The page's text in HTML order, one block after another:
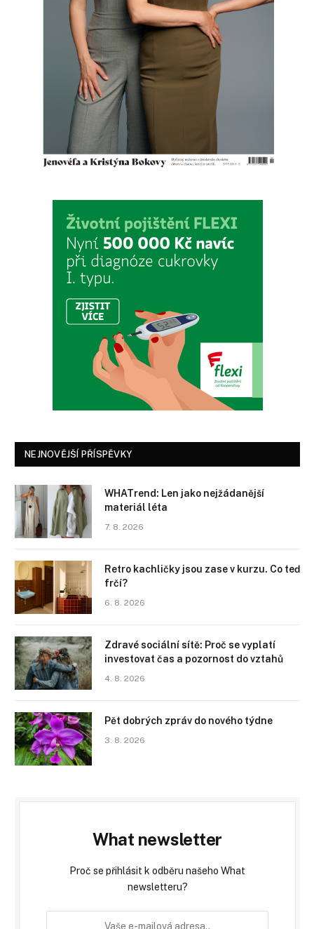
NEJNOVĚJŠÍ PŘÍSPĚVKY
WHATrend: Len jako nejžádanější
materiál léta
7. 8. 2026
Retro kachličky jsou zase v kurzu. Co teď
frčí?
6. 8. 2026
Zdravé sociální sítě: Proč se vyplatí
investovat čas a pozornost do vztahů
4. 8. 2026
Pět dobrých zpráv do nového týdne
3. 8. 2026
What newsletter
Proč se přihlásit k odběru našeho What
newsletteru?